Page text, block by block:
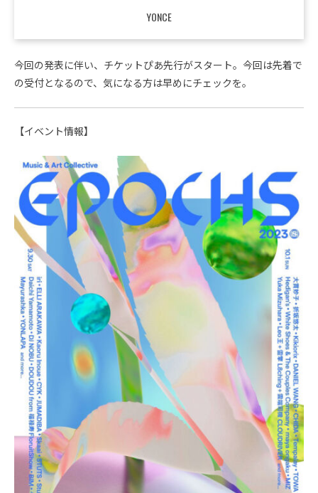
YONCE
今回の発表に伴い、チケットぴあ先行がスタート。今回は先着で
の受付となるので、気になる方は早めにチェックを。
【イベント情報】